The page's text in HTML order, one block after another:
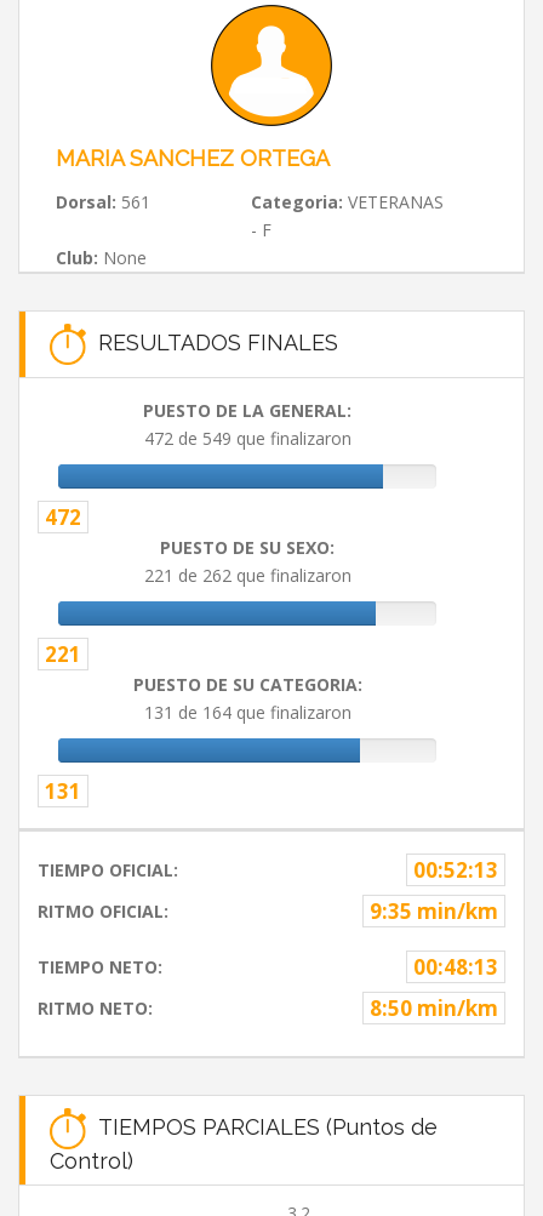
MARIA SANCHEZ ORTEGA
Dorsal: 561 Categoria: VETERANAS
- F
Club: None
RESULTADOS FINALES
PUESTO DE LA GENERAL:
472 de 549 que finalizaron
472
PUESTO DE SU SEXO:
221 de 262 que finalizaron
221
PUESTO DE SU CATEGORIA:
131 de 164 que finalizaron
131
TIEMPO OFICIAL: 00:52:13
RITMO OFICIAL: 9:35 min/km
TIEMPO NETO: 00:48:13
RITMO NETO: 8:50 min/km
TIEMPOS PARCIALES (Puntos de
Control)